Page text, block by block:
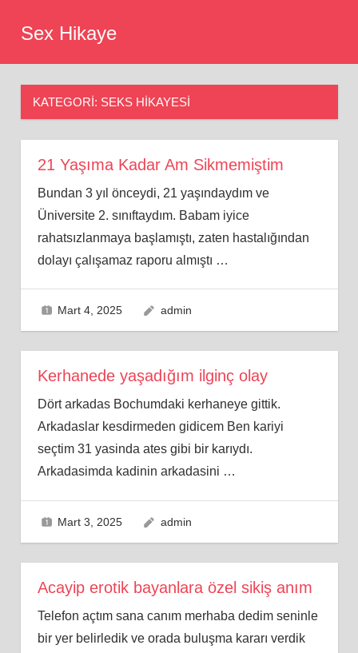
Sex Hikaye
KATEGORI: SEKS HIKAYESI
21 Yaşıma Kadar Am Sikmemiştim
Bundan 3 yıl önceydi, 21 yaşındaydım ve
Üniversite 2. sınıftaydım. Babam iyice
rahatsızlanmaya başlamıştı, zaten hastalığından
dolayı çalışamaz raporu almıştı …
Mart 4, 2025 admin
Kerhanede yaşadığım ilginç olay
Dört arkadas Bochumdaki kerhaneye gittik.
Arkadaslar kesdirmeden gidicem Ben kariyi
seçtim 31 yasinda ates gibi bir karıydı.
Arkadasimda kadinin arkadasini …
Mart 3, 2025 admin
Acayip erotik bayanlara özel sikiş anım
Telefon açtım sana canım merhaba dedim seninle
bir yer belirledik ve orada buluşma kararı verdik